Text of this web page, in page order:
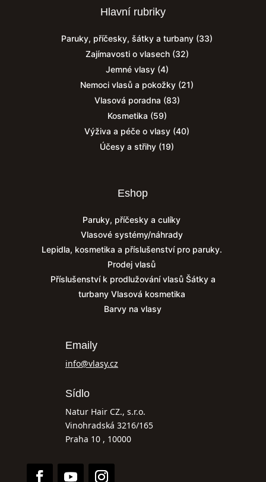
Hlavní rubriky
Paruky, příčesky, šátky a turbany (33)
Zajímavosti o vlasech(32)
Jemné vlasy(4)
Nemoci vlasů a pokožky (21)
Vlasová poradna (83)
Kosmetika (59)
Výživa a péče o vlasy (40)
Účesy a střihy (19)
Eshop
Paruky, příčesky a culíky
Vlasové systémy/náhrady
Lepidla, kosmetika a příslušenství pro paruky.
Prodej vlasů
Příslušenství k prodlužování vlasů Šátky a
turbany Vlasová kosmetika
Barvy na vlasy
Emaily
info@vlasy.cz
Sídlo
Natur Hair CZ., s.r.o.
Vinohradská 3216/165
Praha 10 , 10000